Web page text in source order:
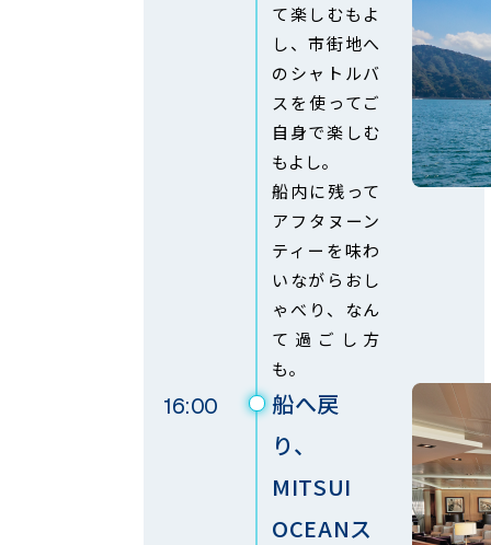
て楽しむもよ
し、市街地へ
のシャトルバ
スを使ってご
自身で楽しむ
もよし。
船内に残って
アフタヌーン
ティーを味わ
いながらおし
ゃべり、なん
て過ごし方
も。
16:00
船へ戻
り、
MITSUI
OCEANス